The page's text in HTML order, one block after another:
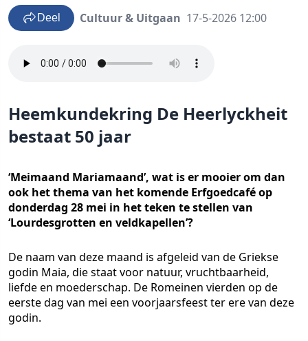
Deel Cultuur & Uitgaan 17-5-2026 12:00
Heemkundekring De Heerlyckheit
bestaat 50 jaar
‘Meimaand Mariamaand’, wat is er mooier om dan
ook het thema van het komende Erfgoedcafé op
donderdag 28 mei in het teken te stellen van
‘Lourdesgrotten en veldkapellen’?
De naam van deze maand is afgeleid van de Griekse
godin Maia, die staat voor natuur, vruchtbaarheid,
liefde en moederschap. De Romeinen vierden op de
eerste dag van mei een voorjaarsfeest ter ere van deze
godin.